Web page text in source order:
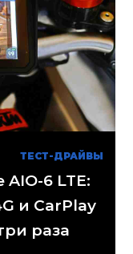
ТЕСТ-ДРАЙВЫ
6 LTE:
и CarPlay
раза